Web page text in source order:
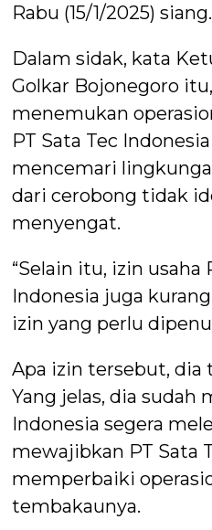
Rabu (15/1/2025) siang.
Dalam sidak, kata
Golkar Bojonegoro
menemukan
PT Sata Tec
mencemari
dari cerobong tidak
menyengat.
“Selain itu, izin usaha
Indonesia juga
izin yang perlu
Apa izin tersebut,
Yang jelas, dia sudah
Indonesia segera
mewajibkan PT Sata
memperbaiki
tembakaunya.